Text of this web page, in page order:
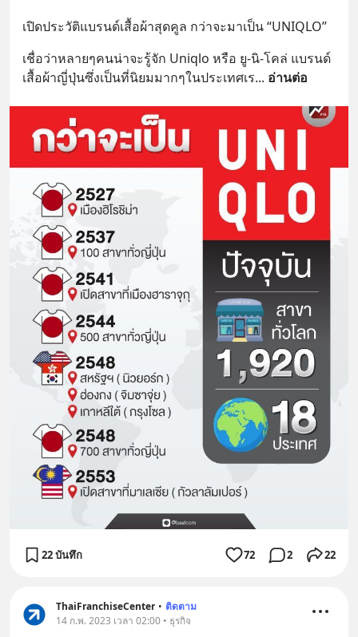
เปิดประวัติแบรนด์เสื้อผ้าสุดคูล กว่าจะมาเป็น “UNIQLO”
เชื่อว่าหลายๆคนน่าจะรู้จัก Uniqlo หรือ ยู-นิ-โคล่ แบรนด์
เสื้อผ้าญี่ปุ่นซึ่งเป็นที่นิยมมากๆในประเทศเร... อ่านต่อ
22 บันทึก 72 2 22
ThaiFranchiseCenter • ติดตาม
14 ก.พ. 2023 เวลา 02:00 • ธุรกิจ